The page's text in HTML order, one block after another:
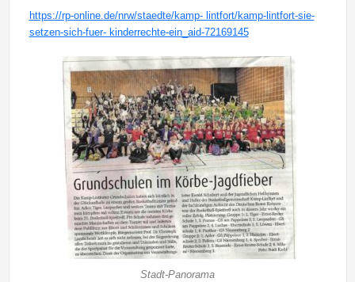
https://rp-online.de/nrw/staedte/kamp- lintfort/kamp-lintfort-sie-
setzen-sich-fuer- kinderrechte-ein_aid-72169145
Stadt-Panorama